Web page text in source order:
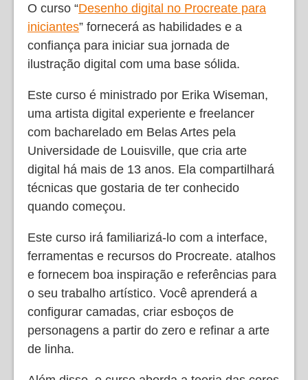
O curso “Desenho digital no Procreate para
iniciantes” fornecerá as habilidades e a
confiança para iniciar sua jornada de
ilustração digital com uma base sólida.
Este curso é ministrado por Erika Wiseman,
uma artista digital experiente e freelancer
com bacharelado em Belas Artes pela
Universidade de Louisville, que cria arte
digital há mais de 13 anos. Ela compartilhará
técnicas que gostaria de ter conhecido
quando começou.
Este curso irá familiarizá-lo com a interface,
ferramentas e recursos do Procreate. atalhos
e fornecem boa inspiração e referências para
o seu trabalho artístico. Você aprenderá a
configurar camadas, criar esboços de
personagens a partir do zero e refinar a arte
de linha.